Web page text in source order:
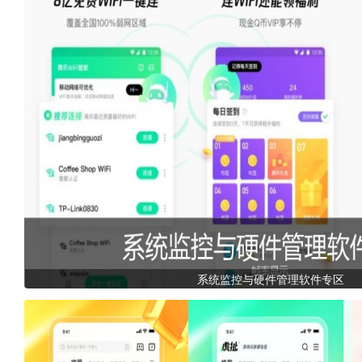
系统监控与硬件管理软件专区